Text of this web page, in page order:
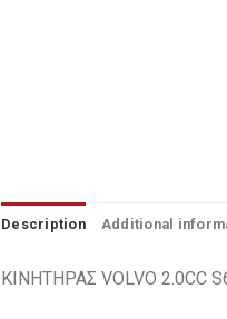
Description Additional
ΚΙΝΗΤΗΡΑΣ VOLVO